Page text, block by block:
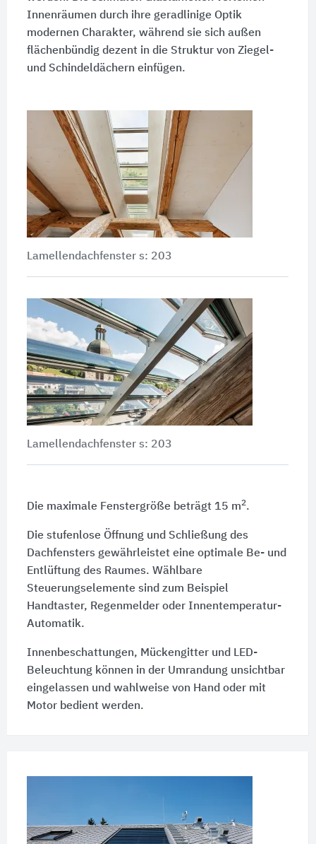
Innenräumen durch ihre geradlinige Optik
modernen Charakter, während sie sich außen
flächenbündig dezent in die Struktur von Ziegel-
und Schindeldächern einfügen.
Lamellendachfenster s: 203
Lamellendachfenster s: 203
Die maximale Fenstergröße beträgt 15 m2.
Die stufenlose Öffnung und Schließung des
Dachfensters gewährleistet eine optimale Be- und
Entlüftung des Raumes. Wählbare
Steuerungselemente sind zum Beispiel
Handtaster, Regenmelder oder Innentemperatur-
Automatik.
Innenbeschattungen, Mückengitter und LED-
Beleuchtung können in der Umrandung unsichtbar
eingelassen und wahlweise von Hand oder mit
Motor bedient werden.